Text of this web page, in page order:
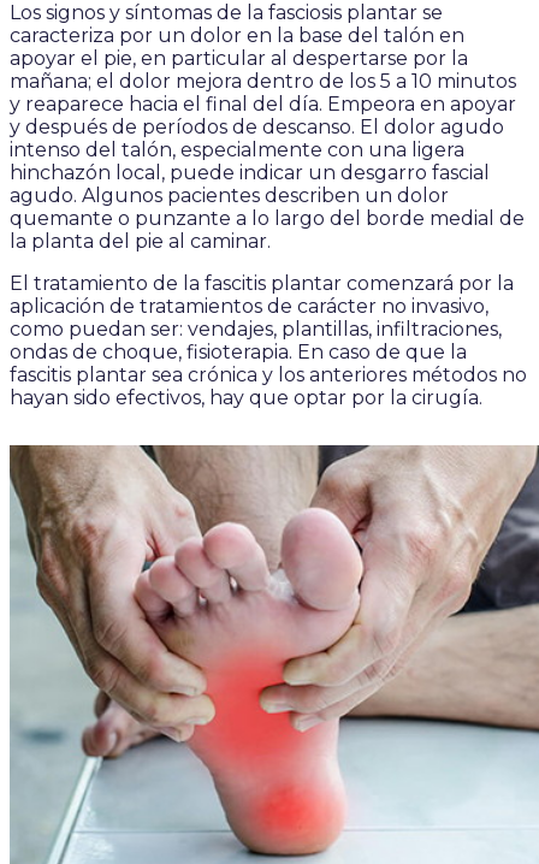
Los signos y síntomas de la fasciosis plantar se
caracteriza por un dolor en la base del talón en
apoyar el pie, en particular al despertarse por la
mañana; el dolor mejora dentro de los 5 a 10 minutos
y reaparece hacia el final del día. Empeora en apoyar
y después de períodos de descanso. El dolor agudo
intenso del talón, especialmente con una ligera
hinchazón local, puede indicar un desgarro fascial
agudo. Algunos pacientes describen un dolor
quemante o punzante a lo largo del borde medial de
la planta del pie al caminar.
El tratamiento de la fascitis plantar comenzará por la
aplicación de tratamientos de carácter no invasivo,
como puedan ser: vendajes, plantillas, infiltraciones,
ondas de choque, fisioterapia. En caso de que la
fascitis plantar sea crónica y los anteriores métodos no
hayan sido efectivos, hay que optar por la cirugía.